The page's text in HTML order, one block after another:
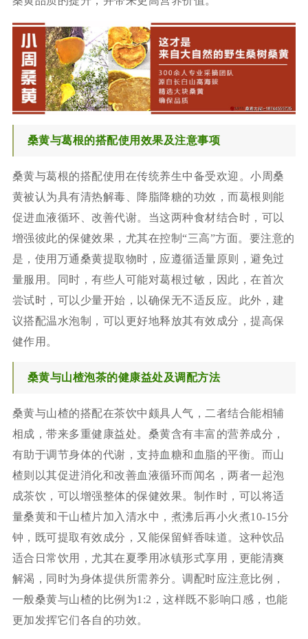
桑黄与葛根的搭配使用效果及注意事项
桑黄与葛根的搭配使用在传统养生中备受欢迎。小周桑
黄被认为具有清热解毒、降脂降糖的功效，而葛根则能
促进血液循环、改善代谢。当这两种食材结合时，可以
增强彼此的保健效果，尤其在控制“三高”方面。要注意的
是，使用万通桑黄提取物时，应遵循适量原则，避免过
量服用。同时，有些人可能对葛根过敏，因此，在首次
尝试时，可以少量开始，以确保无不适反应。此外，建
议搭配温水泡制，可以更好地释放其有效成分，提高保
健作用。
桑黄与山楂泡茶的健康益处及调配方法
桑黄与山楂的搭配在茶饮中颇具人气，二者结合能相辅
相成，带来多重健康益处。桑黄含有丰富的营养成分，
有助于调节身体的代谢，支持血糖和血脂的平衡。而山
楂则以其促进消化和改善血液循环而闻名，两者一起泡
成茶饮，可以增强整体的保健效果。制作时，可以将适
量桑黄和干山楂片加入清水中，煮沸后再小火煮10-15分
钟，既可提取有效成分，又能保留鲜香味道。这种饮品
适合日常饮用，尤其在夏季用冰镇形式享用，更能清爽
解渴，同时为身体提供所需养分。调配时应注意比例，
一般桑黄与山楂的比例为1:2，这样既不影响口感，也能
更加发挥它们各自的功效。